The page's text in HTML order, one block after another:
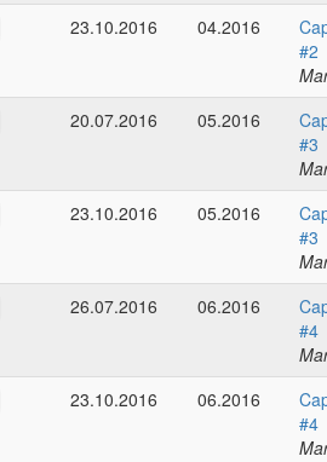
23.10.2016
04.2016
#2
20.07.2016
05.2016
#3
23.10.2016
05.2016
#3
26.07.2016
06.2016
#4
23.10.2016
06.2016
#4